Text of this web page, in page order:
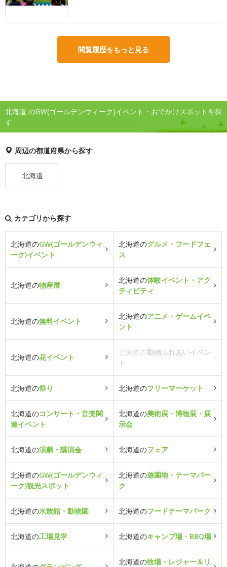
閲覧履歴をもっと見る
北海道 のGW(ゴールデンウィーク)イベント・おでかけスポットを探
す
周辺の都道府県から探す
北海道
カテゴリから探す
北海道のGW(ゴールデンウィ
ーク)イベント
北海道のグルメ・フードフェ
ス
北海道の物産展
北海道の体験イベント・アク
ティビティ
北海道の無料イベント
北海道のアニメ・ゲームイベ
ント
北海道の花イベント
北海道の動物ふれあいイベン
ト
北海道の祭り 北海道のフリーマーケット
北海道のコンサート・音楽関
連イベント
北海道の美術展・博物展・展
示会
北海道の演劇・講演会 北海道のフェア
北海道のGW(ゴールデンウィ
ーク)観光スポット
北海道の遊園地・テーマパー
ク
北海道の水族館・動物園 北海道のフードテーマパーク
北海道の工場見学 北海道のキャンプ場・BBQ場
北海道の牧場・レジャー＆リ